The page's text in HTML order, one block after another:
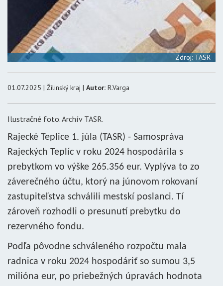
Zdroj: TASR
01.07.2025 | Žilinský kraj | Autor: R.Varga
Ilustračné foto. Archív TASR.
Rajecké Teplice 1. júla (TASR) - Samospráva
Rajeckých Teplíc v roku 2024 hospodárila s
prebytkom vo výške 265.356 eur. Vyplýva to zo
záverečného účtu, ktorý na júnovom rokovaní
zastupiteľstva schválili mestskí poslanci. Tí
zároveň rozhodli o presunutí prebytku do
rezervného fondu.
Podľa pôvodne schváleného rozpočtu mala
radnica v roku 2024 hospodáriť so sumou 3,5
milióna eur, po priebežných úpravách hodnota